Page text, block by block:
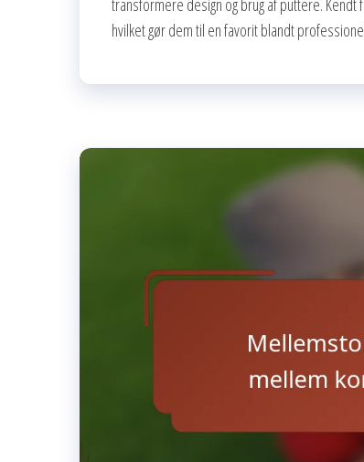
transformere design og brug af puttere.
hvilket gør dem til en favorit blandt